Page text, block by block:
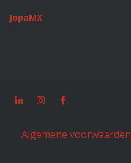
JopaMX
Algemene voorwaarden